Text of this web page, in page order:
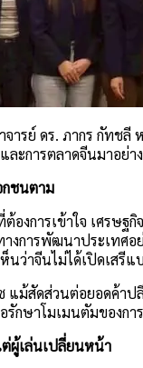
จารย์ ดร. ภากร กัทชลี
ะการตลาดจีนมาอย่า
กชนตาม
องการเข้าใจ เศรษฐ
งการพัฒนาประเทศ
นว่าจีนไม่ได้เปิดเสรี
แม้สัดส่วนต่อยอดค้าป
กษาโมเมนตัมของกา
ผู้เล่นเปลี่ยนหน้า